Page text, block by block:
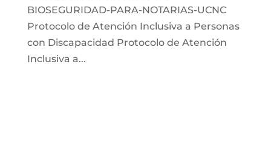
BIOSEGURIDAD-PARA-NOTARIAS-UCNC
Protocolo de Atención Inclusiva a Personas
con Discapacidad Protocolo de Atención
Inclusiva a...